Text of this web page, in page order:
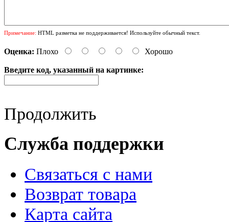
Примечание: HTML разметка не поддерживается! Используйте обычный текст.
Оценка: Плохо Хорошо
Введите код, указанный на картинке:
Продолжить
Служба поддержки
Связаться с нами
Возврат товара
Карта сайта